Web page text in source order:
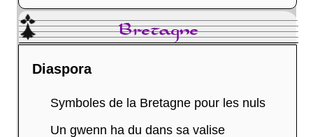
Bretagne
Diaspora
Symboles de la Bretagne pour les nuls
Un gwenn ha du dans sa valise